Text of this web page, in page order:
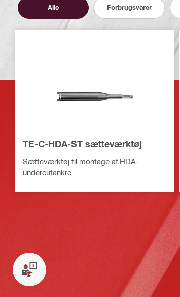
Alle Forbrugsvarer
TE-C-HDA-ST sætteværktøj
Sætteværktøj til montage af HDA-
undercutankre